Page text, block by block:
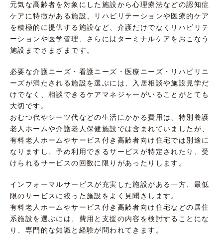
元気な高齢者を対象にした施設から心理療法などの認知症
ケアに特徴がある施設、リハビリテーションや医療的ケア
を積極的に提供する施設など、介護だけでなくリハビリテ
ーションや医学管理、さらにはターミナルケアをおこなう
施設までさまざまです。
必要な介護ニーズ・看護ニーズ・医療ニーズ・リハビリニ
ーズが満たされる施設を選ぶには、入居相談や施設見学だ
けでなく、相談できるケアマネジャーがいることがとても
大切です。
おむつ代やシーツ代などの生活にかかる費用は、特別養護
老人ホームや介護老人保健施設では含まれていましたが、
有料老人ホームやサービス付き高齢者向け住宅では別途に
なりますし、予め利用できるサービスが特定されたり、受
けられるサービスの回数に限りがあったりします。
インフォーマルサービスが充実した施設がある一方、最低
限のサービスに絞った施設をよく見聞きします。
有料老人ホームやサービス付き高齢者向け住宅などの居住
系施設を選ぶには、費用と支援の内容を検討することにな
り、専門的な知識と経験が問われてきます。